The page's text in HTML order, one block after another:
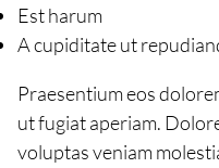
Est harum
A cupiditate ut
Praesentium eos
ut fugiat aperiam.
voluptas veniam